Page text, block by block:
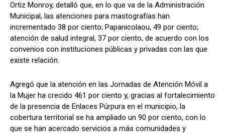
Ortiz Monroy, detalló que, en lo que va de la Administración
Municipal, las atenciones para mastografías han
incrementado 38 por ciento; Papanicolaou, 49 por ciento;
atención de salud integral, 37 por ciento, de acuerdo con los
convenios con instituciones públicas y privadas con las que
existe relación.
Agregó que la atención en las Jornadas de Atención Móvil a
la Mujer ha crecido 461 por ciento y, gracias al fortalecimiento
de la presencia de Enlaces Púrpura en el municipio, la
cobertura territorial se ha ampliado un 90 por ciento, con lo
que se han acercado servicios a más comunidades y